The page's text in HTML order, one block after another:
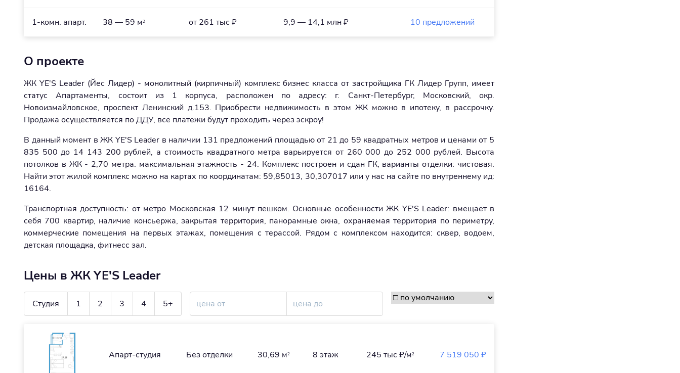
1-комн. апарт. 38 — 59 м2 от 261 тыс ₽ 9,9 — 14,1 млн ₽ 10 предложений
О проекте
ЖК YE'S Leader (Йес Лидер) - монолитный (кирпичный) комплекс бизнес класса от застройщика ГК Лидер Групп, имеет
статус Апартаменты, состоит из 1 корпуса, расположен по адресу: г. Санкт-Петербург, Московский, окр.
Новоизмайловское, проспект Ленинский д.153. Приобрести недвижимость в этом ЖК можно в ипотеку, в рассрочку.
Продажа осуществляется по ДДУ, все платежи будут проходить через эскроу!
В данный момент в ЖК YE'S Leader в наличии 131 предложений площадью от 21 до 59 квадратных метров и ценами от 5
835 500 до 14 143 200 рублей, а стоимость квадратного метра варьируется от 260 000 до 252 000 рублей. Высота
потолков в ЖК - 2,70 метра. максимальная этажность - 24. Комплекс построен и сдан ГК, варианты отделки: чистовая.
Найти этот жилой комплекс можно на картах по координатам: 59,85013, 30,307017 или у нас на сайте по внутреннему ид:
16164.
Транспортная доступность: от метро Московская 12 минут пешком. Основные особенности ЖК YE'S Leader: вмещает в
себя 700 квартир, наличие консьержа, закрытая территория, панорамные окна, охраняемая территория по периметру,
коммерческие помещения на первых этажах, помещения с терассой. Рядом с комплексом находится: сквер, водоем,
детская площадка, фитнесс зал.
Цены в ЖК YE'S Leader
Студия 1 2 3 4 5+
Апарт-студия Без отделки 30,69 м2 8 этаж 245 тыс ₽/м2 7 519 050 ₽